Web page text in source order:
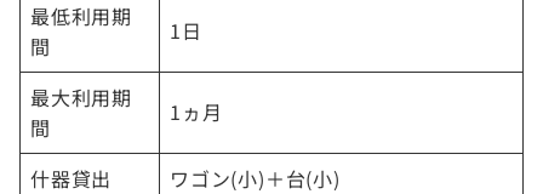
最低利用期
間
1日
最大利用期
間
1ヵ月
什器貸出 ワゴン(小)＋台(小)